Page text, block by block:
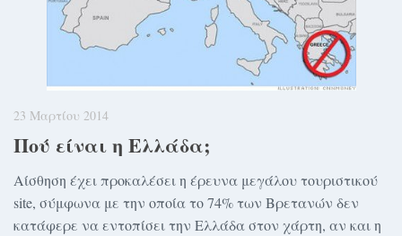
23 Μαρτίου 2014
Πού είναι η Ελλάδα;
Αίσθηση έχει προκαλέσει η έρευνα μεγάλου τουριστικού
site, σύμφωνα με την οποία το 74% των Βρετανών δεν
κατάφερε να εντοπίσει την Ελλάδα στον χάρτη, αν και η